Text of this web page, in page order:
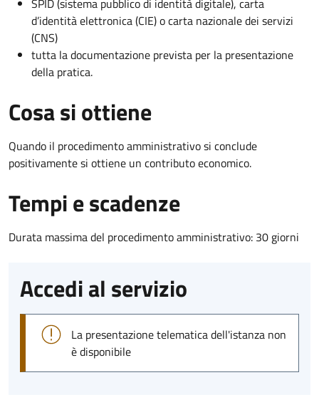
SPID (sistema pubblico di identità digitale), carta
d’identità elettronica (CIE) o carta nazionale dei servizi
(CNS)
tutta la documentazione prevista per la presentazione
della pratica.
Cosa si ottiene
Quando il procedimento amministrativo si conclude
positivamente si ottiene un contributo economico.
Tempi e scadenze
Durata massima del procedimento amministrativo: 30 giorni
Accedi al servizio
La presentazione telematica dell'istanza non
è disponibile